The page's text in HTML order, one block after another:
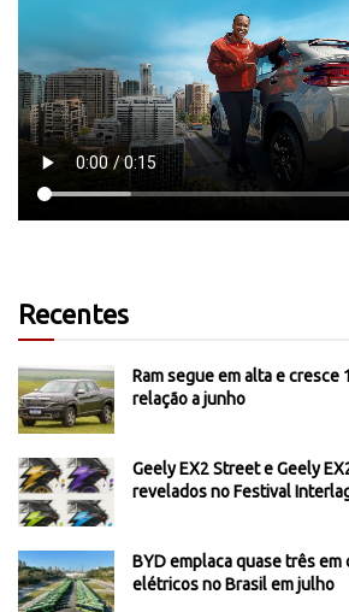
Recentes
Ram segue em alta e cresce
relação a junho
Geely EX2 Street e Geely
revelados no Festival
BYD emplaca quase três em
elétricos no Brasil em julho